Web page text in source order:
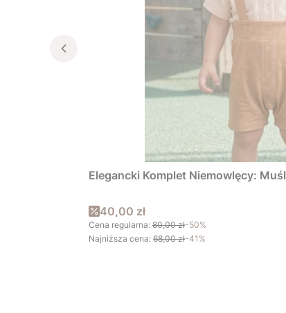
Elegancki Komplet Niemowlęcy:
Cena promocyjna
40,00 zł
Cena regularna: 80,00 zł-50%
Najniższa cena: 68,00 zł-41%